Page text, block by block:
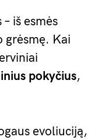
iš esmės
grėsmę. Kai
pokyčius,
evoliuciją,